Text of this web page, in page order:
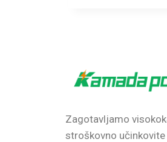
Zagotavljamo
stroškovno